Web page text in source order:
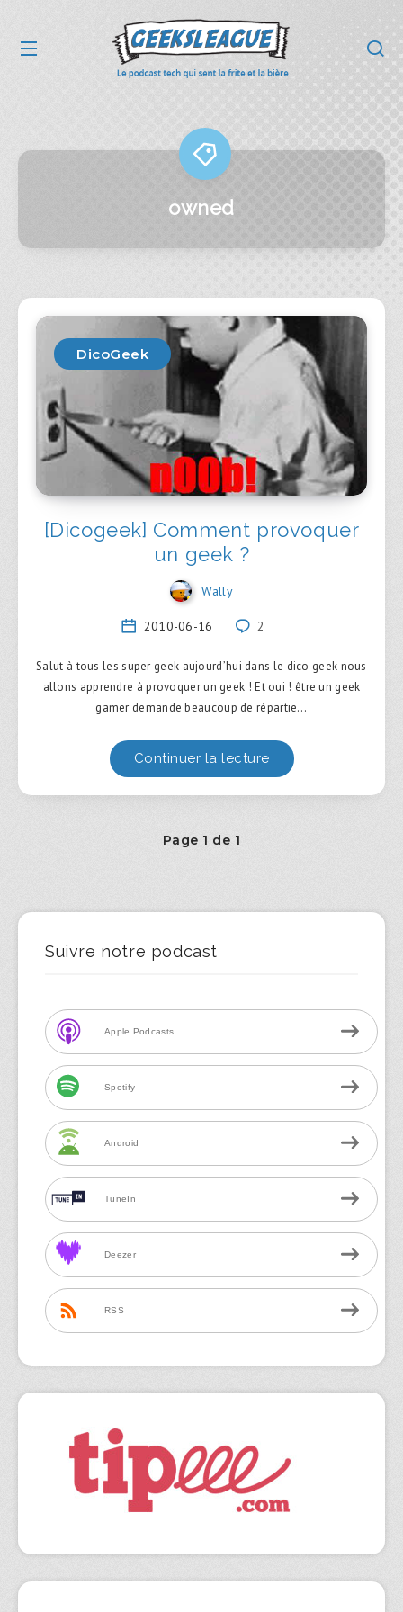
owned
DicoGeek
[Dicogeek] Comment provoquer
un geek ?
Wally
2010-06-16 2
Salut à tous les super geek aujourd’hui dans le dico geek nous
allons apprendre à provoquer un geek ! Et oui ! être un geek
gamer demande beaucoup de répartie…
Continuer la lecture
Page 1 de 1
Suivre notre podcast
Apple Podcasts
Spotify
Android
TuneIn
Deezer
RSS